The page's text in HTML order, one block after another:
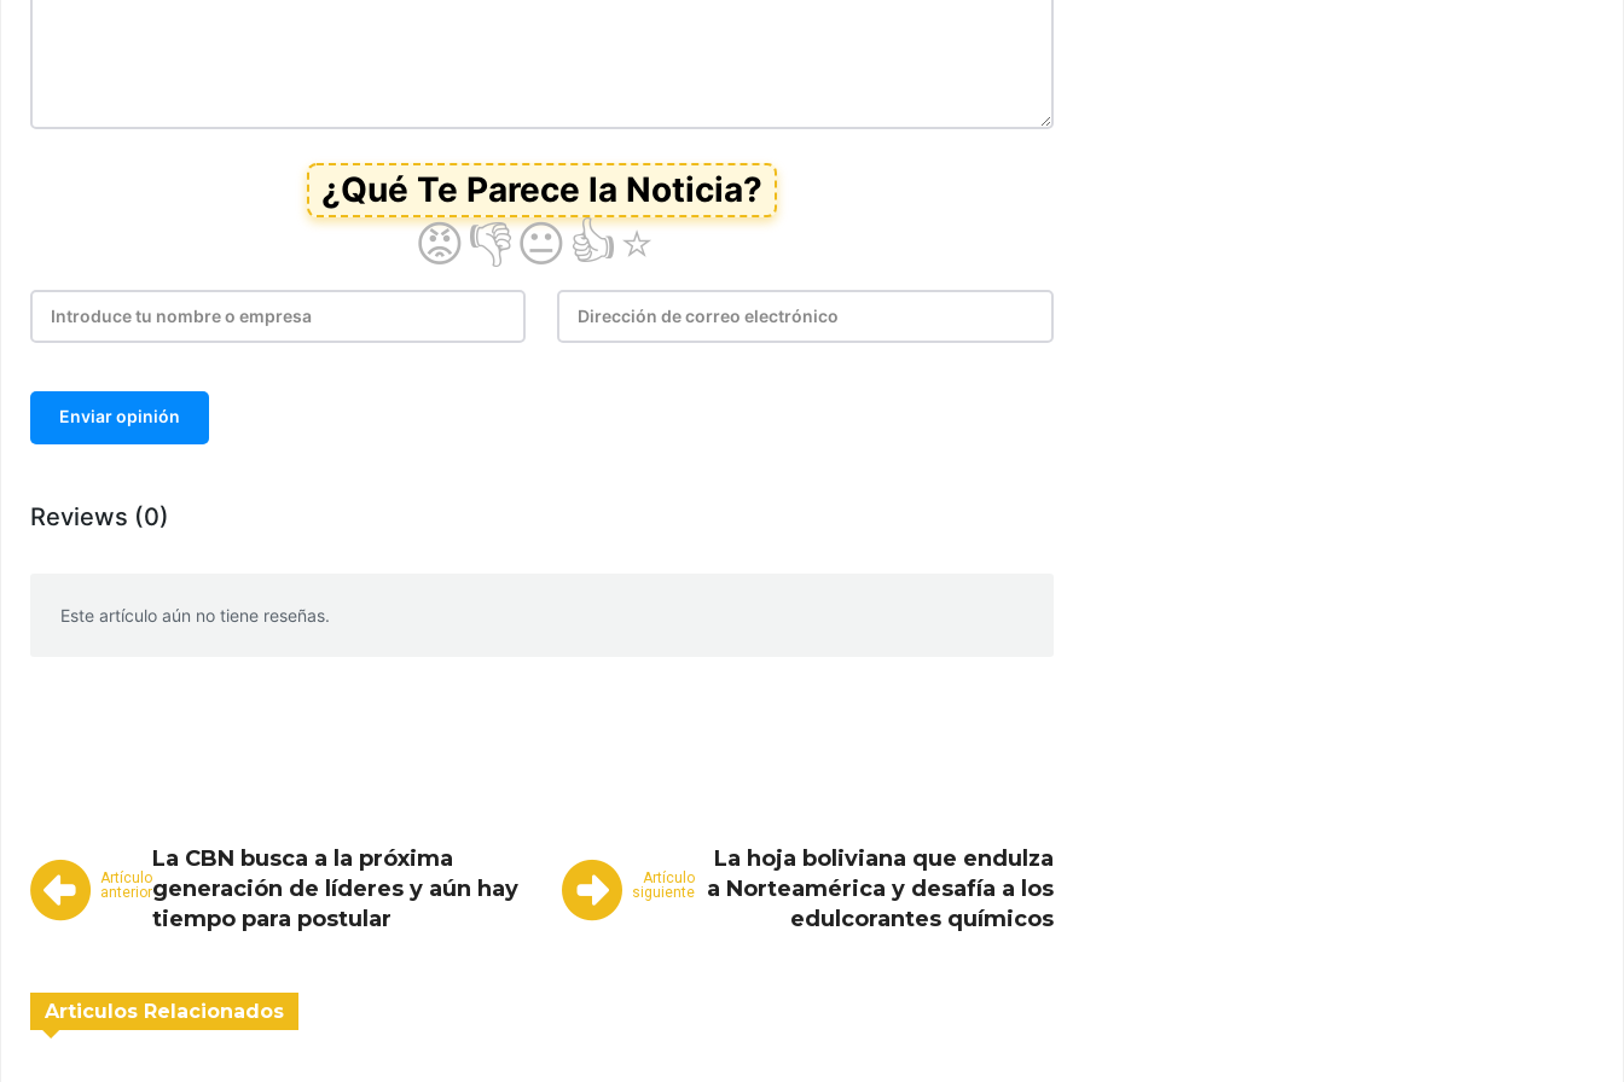
Enviar opinión
Reviews (0)
Este artículo aún no tiene reseñas.
Artículo
anterior
La CBN busca a la próxima
generación de líderes y aún hay
tiempo para postular
Artículo
siguiente
La hoja boliviana que endulza
a Norteamérica y desafía a los
edulcorantes químicos
Articulos Relacionados